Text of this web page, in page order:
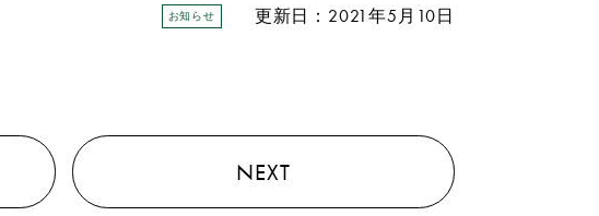
お知らせ 更新日：2021年5月10日
NEXT